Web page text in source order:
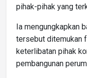
pihak-pihak yang
Ia mengungkapkan
tersebut ditemukan
keterlibatan pihak
pembangunan